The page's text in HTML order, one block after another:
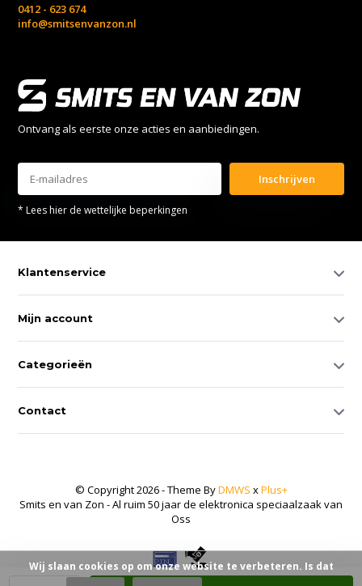
0412 - 623 674
info@smitsenvanzon.nl
Ontvang als eerste onze acties en aanbiedingen.
Inschrijven
* Lees hier de wettelijke beperkingen
Klantenservice
Mijn account
Categorieën
Contact
© Copyright 2026 - Theme ByDMWS xPlus+
Smits en van Zon - Al ruim 50 jaar de elektronica speciaalzaak van
Oss
Wij slaan cookies op om onze website te verbeteren. Is dat